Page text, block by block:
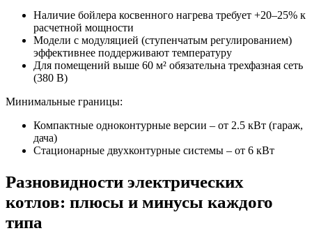
Наличие бойлера косвенного нагрева требует +20–25% к
расчетной мощности
Модели с модуляцией (ступенчатым регулированием)
эффективнее поддерживают температуру
Для помещений выше 60 м² обязательна трехфазная сеть
(380 В)
Минимальные границы:
Компактные одноконтурные версии – от 2.5 кВт (гараж,
дача)
Стационарные двухконтурные системы – от 6 кВт
Разновидности электрических
котлов: плюсы и минусы каждого
типа